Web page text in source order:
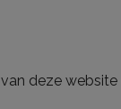
van deze website